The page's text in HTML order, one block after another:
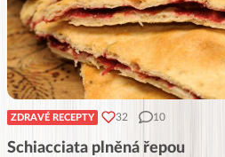
ZDRAVÉ RECEPTY 32 10
Schiacciata plněná řepou